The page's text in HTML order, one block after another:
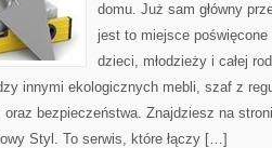
domu. Już sam główny
jest to miejsce
dzieci, młodzieży i całej
innymi ekologicznych mebli, szaf z
bezpieczeństwa. Znajdziesz na
Styl. To serwis, które łączy […]